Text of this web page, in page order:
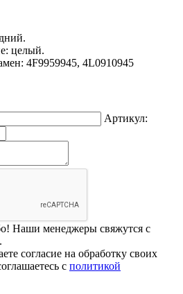
целый.
4F9959945, 4L0910945
Артикул:
Наши менеджеры свяжутся с
согласие на обработку своих
с политикой